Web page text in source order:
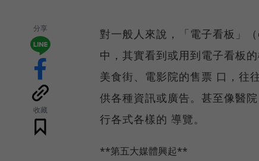
分享
收藏
對一般人來說，「電子看板」
中，其實看到或用到電子看板
美食街、電影院的售票 口，往
供各種資訊或廣告。甚至像醫
行各式各樣的 導覽。
**第五大媒體興起**